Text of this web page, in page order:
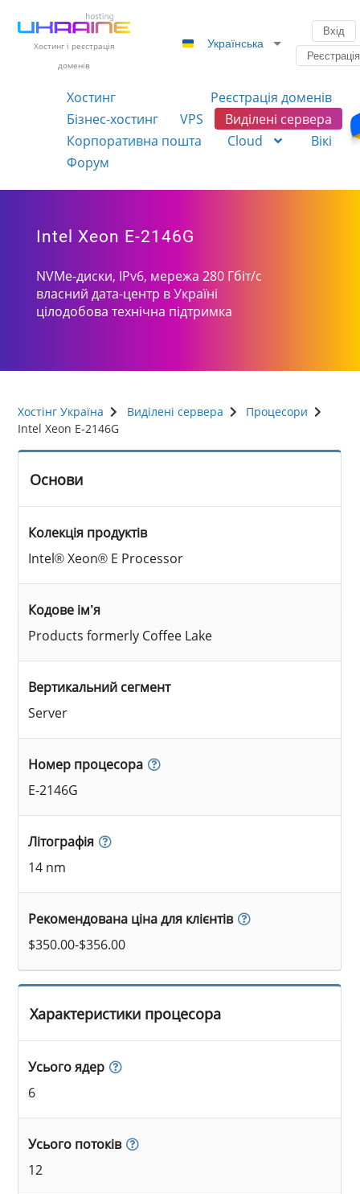
Хостинг і реєстрація
доменів
Українська
Вхід
Реєстрація
Хостинг
Реєстрація доменів
Бізнес-хостинг
VPS
Виділені сервера
Корпоративна пошта
Cloud
Вікі
Форум
Intel Xeon E-2146G
NVMe-диски, IPv6, мережа 280 Гбіт/с
власний дата-центр в Україні
цілодобова технічна підтримка
Хостінг Україна Виділені сервера
Процесори
Intel Xeon E-2146G
Основи
Колекція продуктів
Intel® Xeon® E Processor
Кодове ім’я
Products formerly Coffee Lake
Вертикальний сегмент
Server
Номер процесора
E-2146G
Літографія
14 nm
Рекомендована ціна для клієнтів
$350.00-$356.00
Характеристики процесора
Усього ядер
6
Усього потоків
12